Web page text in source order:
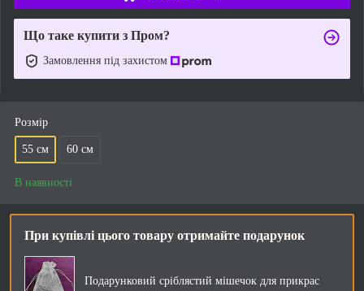
Що таке купити з Пром?
Замовлення під захистом
Розмір
55 см 60 см
В наявності
При купівлі цього товару отримайте подарунок
Подарунковий сріблястий мішечок для прикрас